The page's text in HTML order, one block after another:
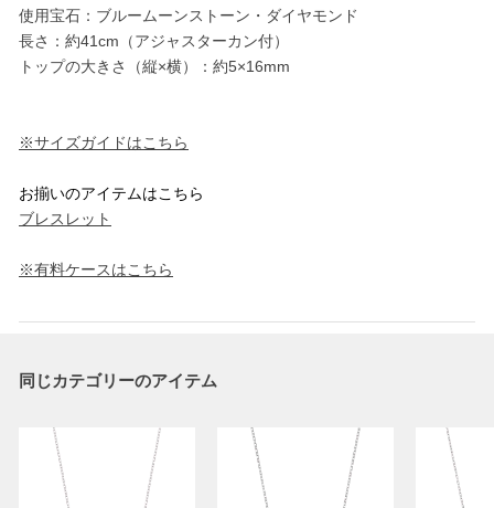
使用宝石：ブルームーンストーン・ダイヤモンド
長さ：約41cm（アジャスターカン付）
トップの大きさ（縦×横）：約5×16mm
※サイズガイドはこちら
お揃いのアイテムはこちら
ブレスレット
※有料ケースはこちら
同じカテゴリーのアイテム